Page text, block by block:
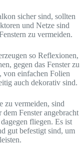
sicher sind, sollten
und Netze sind
zu vermeiden.
so Reflexionen,
gegen das Fenster zu
von einfachen Folien
auch dekorativ sind.
zu vermeiden, sind
Fenster angebracht
fliegen. Es ist
gut befestigt sind, um